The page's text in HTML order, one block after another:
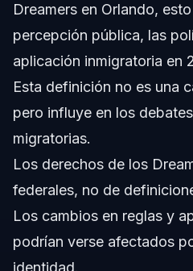
Dreamers en Orlando,
percepción pública, las
aplicación inmigratoria en
Esta definición no es una
pero influye en los
migratorias.
Los derechos de los
federales, no de
Los cambios en reglas y
podrían verse afectados